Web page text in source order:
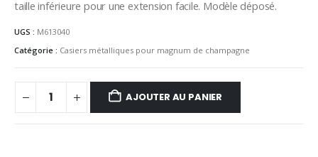
taille inférieure pour une extension facile. Modèle déposé.
UGS : M613040
Catégorie : Casiers métalliques pour magnum de champagne
AJOUTER AU PANIER